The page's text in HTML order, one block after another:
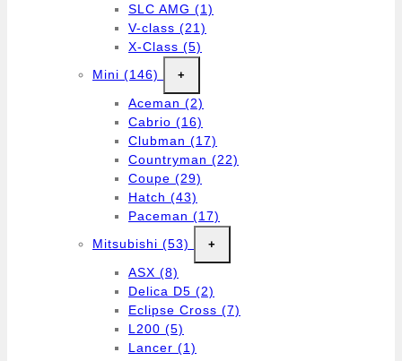
SLC AMG (1)
V-class (21)
X-Class (5)
Mini (146) +
Aceman (2)
Cabrio (16)
Clubman (17)
Countryman (22)
Coupe (29)
Hatch (43)
Paceman (17)
Mitsubishi (53) +
ASX (8)
Delica D5 (2)
Eclipse Cross (7)
L200 (5)
Lancer (1)